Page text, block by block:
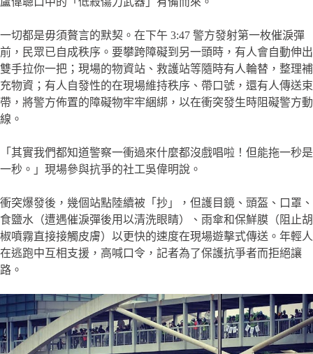
一切都是毋須贅言的默契。在下午 3:47 警方發射第一枚催淚彈
前，民眾已自成秩序。要攀跨障礙到另一頭時，有人會自動伸出
雙手拉你一把；現場的物資站、救護站等隨時有人輪替，整理補
充物資；有人自發性的在現場維持秩序、帶口號，還有人傳送束
帶，將警方佈置的障礙物牢牢綑綁，以在衝突發生時阻礙警方動
線。
「其實我們都知道警察一衝過來什麼都沒戲唱啦！但能拖一秒是
一秒。」現場參與抗爭的社工吳偉明說。
衝突爆發後，幾個站點陸續被「抄」，但護目鏡、頭盔、口罩、
食鹽水（遭遇催淚彈後用以清洗眼睛）、雨傘和保鮮膜（阻止胡
椒噴霧直接接觸皮膚）以更快的速度在現場遊擊式傳送。年輕人
在逃跑中互相支援，高喊口令，記者為了保護抗爭者而拒絕讓
路。